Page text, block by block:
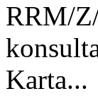
RRM/
Karta...